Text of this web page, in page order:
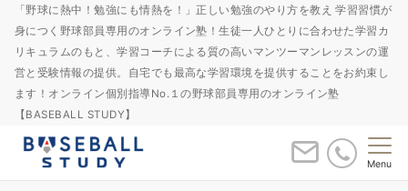
「野球に熱中！勉強にも情熱を！」正しい勉強のやり方を教え 学習習慣が
身につく野球部員専用のオンライン塾！生徒一人ひとりに合わせた学習カ
リキュラムのもと、学習コーチによる質の高いマンツーマンレッスンの運
営と受験情報の提供。自宅でも最高な学習環境を提供することをお約束し
ます！オンライン個別指導No.１の野球部員専用のオンライン塾
【BASEBALL STUDY】
Menu